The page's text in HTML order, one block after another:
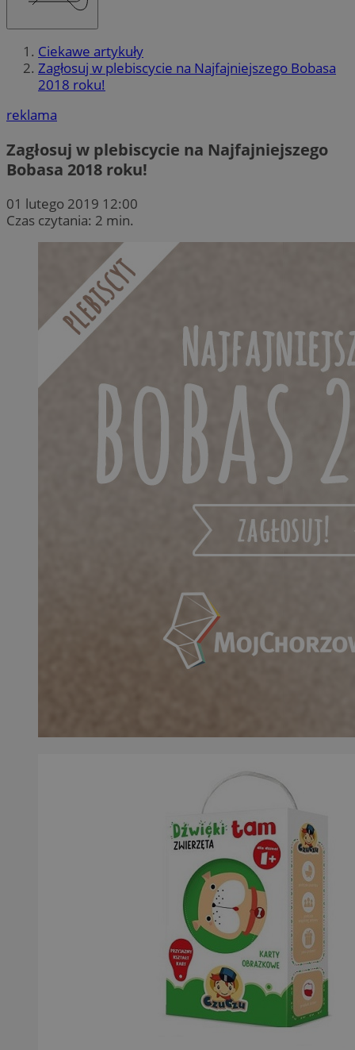
Ciekawe artykuły
Zagłosuj w plebiscycie na Najfajniejszego Bobasa
2018 roku!
reklama
Zagłosuj w plebiscycie na Najfajniejszego
Bobasa 2018 roku!
01 lutego 2019 12:00
Czas czytania: 2 min.